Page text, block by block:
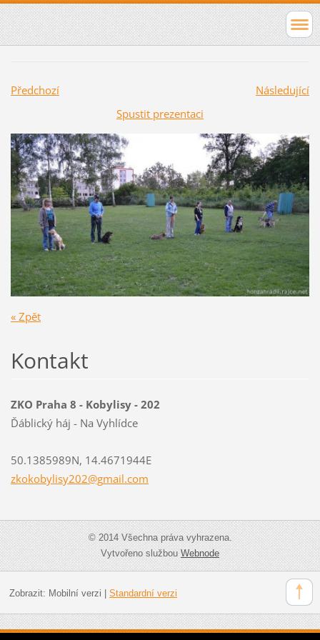
Předchozí
Následující
Spustit prezentaci
« Zpět
Kontakt
ZKO Praha 8 - Kobylisy - 202
Ďáblický háj - Na Vyhlídce
50.1385989N, 14.4671944E
zkokobylisy202@gmail.com
© 2014 Všechna práva vyhrazena.
Vytvořeno službouWebnode
Zobrazit: Mobilní verzi | Standardní verzi